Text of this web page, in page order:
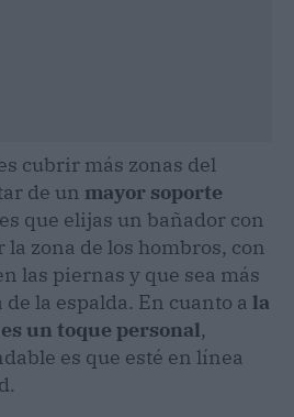
cubrir más zonas del
de un mayor soporte
que elijas un bañador con
zona de los hombros, con
las piernas y que sea más
la espalda. En cuanto a la
un toque personal,
es que esté en línea